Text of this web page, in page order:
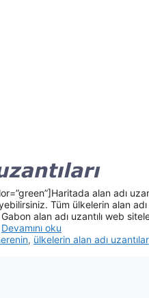
alan adı
Tüm ülkelerin alan
alan adı uzantılı web
Devamını oku
, ülkelerin alan adı